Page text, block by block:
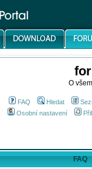
O
FAQ Hledat
Osobní nastavení
FAQ